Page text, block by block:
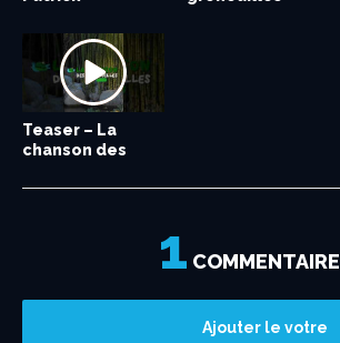
Teaser – La
chanson des
Ajouter le votre
1 COMMENTAIRE